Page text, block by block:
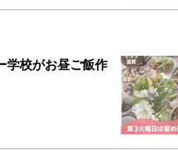
校がお昼ご飯作